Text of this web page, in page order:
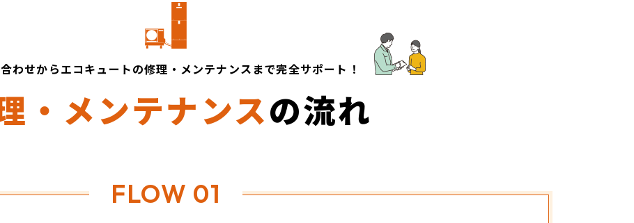
わせからエコキュートの修理・ ​​​​​​​メンテナンスまで完全サポート！​​​​​​​
・メンテナンスの流れ
FLOW 01